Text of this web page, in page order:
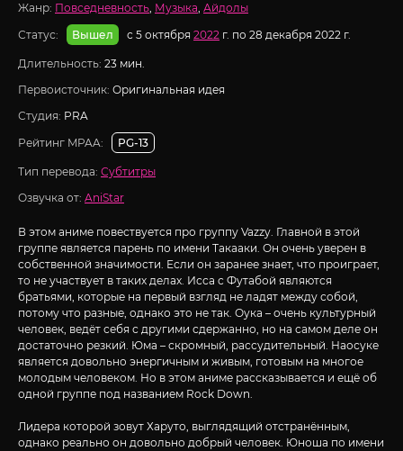
Жанр: Повседневность, Музыка, Айдолы
Статус:
Вышел с 5 октября 2022 г. по 28 декабря 2022 г.
Длительность: 23 мин.
Первоисточник: Оригинальная идея
Студия: PRA
Рейтинг MPAA:
PG-13
Тип перевода: Субтитры
Озвучка от: AniStar
В этом аниме повествуется про группу Vazzy. Главной в этой
группе является парень по имени Такааки. Он очень уверен в
собственной значимости. Если он заранее знает, что проиграет,
то не участвует в таких делах. Исса с Футабой являются
братьями, которые на первый взгляд не ладят между собой,
потому что разные, однако это не так. Оука – очень культурный
человек, ведёт себя с другими сдержанно, но на самом деле он
достаточно резкий. Юма – скромный, рассудительный. Наосуке
является довольно энергичным и живым, готовым на многое
молодым человеком. Но в этом аниме рассказывается и ещё об
одной группе под названием Rock Down.
Лидера которой зовут Харуто, выглядящий отстранённым,
однако реально он довольно добрый человек. Юноша по имени